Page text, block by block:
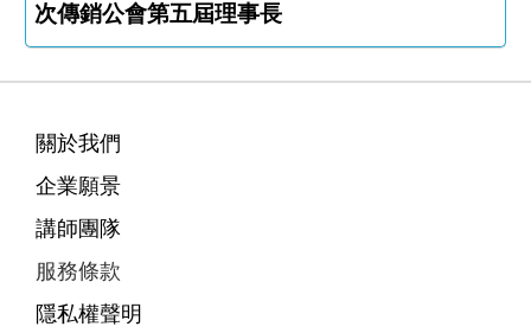
次傳銷公會第五屆理事長
關於我們
企業願景
講師團隊
服務條款
隱私權聲明